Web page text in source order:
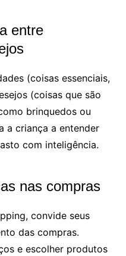
entre
(coisas essenciais,
(coisas que são
brinquedos ou
a criança a entender
com inteligência.
nas compras
convide seus
das compras.
e escolher produtos